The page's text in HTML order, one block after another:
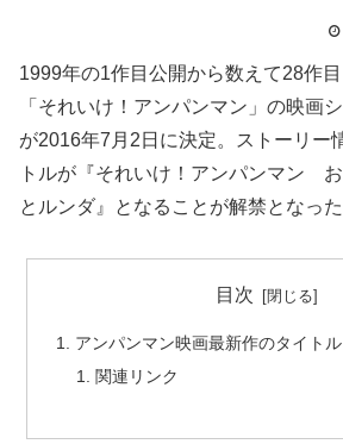
1999年の1作目公開から数えて28作
「それいけ！アンパンマン」の映画
が2016年7月2日に決定。ストーリー
トルが『それいけ！アンパンマン
とルンダ』となることが解禁となった
目次
アンパンマン映画最新作のタイト
関連リンク